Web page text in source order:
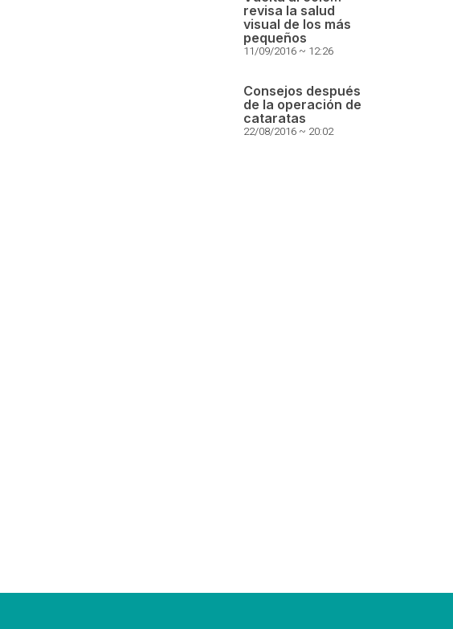
revisa la salud
visual de los más
pequeños
11/09/2016 12:26
Consejos después
de la operación de
cataratas
22/08/2016 20:02